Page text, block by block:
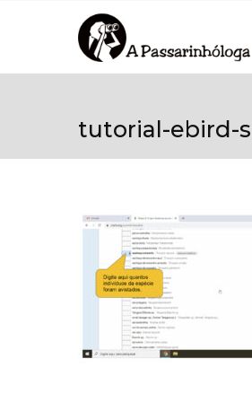
tutorial-ebird-